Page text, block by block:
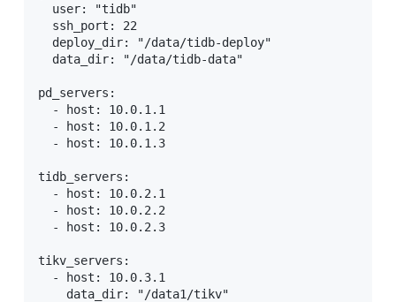
  user: "tidb"
  ssh_port: 22
  deploy_dir: "/data/tidb-deploy"
  data_dir: "/data/tidb-data"
pd_servers:
  - host: 10.0.1.1
  - host: 10.0.1.2
  - host: 10.0.1.3
tidb_servers:
  - host: 10.0.2.1
  - host: 10.0.2.2
  - host: 10.0.2.3
tikv_servers:
  - host: 10.0.3.1
    data_dir: "/data1/tikv"